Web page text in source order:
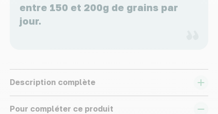
entre 150 et 200g de grains par
jour.
Description complète
Pour compléter ce produit